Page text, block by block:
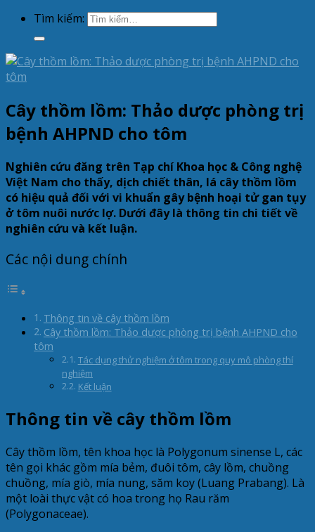
Tìm kiếm:
Cây thồm lồm: Thảo dược phòng trị
bệnh AHPND cho tôm
Nghiên cứu đăng trên Tạp chí Khoa học & Công nghệ
Việt Nam cho thấy, dịch chiết thân, lá cây thồm lồm
có hiệu quả đối với vi khuẩn gây bệnh hoại tử gan tụy
ở tôm nuôi nước lợ. Dưới đây là thông tin chi tiết về
nghiên cứu và kết luận.
Các nội dung chính
Thông tin về cây thồm lồm
Cây thồm lồm: Thảo dược phòng trị bệnh AHPND cho
tôm
Tác dụng thử nghiệm ở tôm trong quy mô phòng thí
nghiệm
Kết luận
Thông tin về cây thồm lồm
Cây thồm lồm, tên khoa học là Polygonum sinense L, các
tên gọi khác gồm mía bẻm, đuôi tôm, cây lồm, chuồng
chuồng, mía giò, mía nung, săm koy (Luang Prabang). Là
một loài thực vật có hoa trong họ Rau răm
(Polygonaceae).